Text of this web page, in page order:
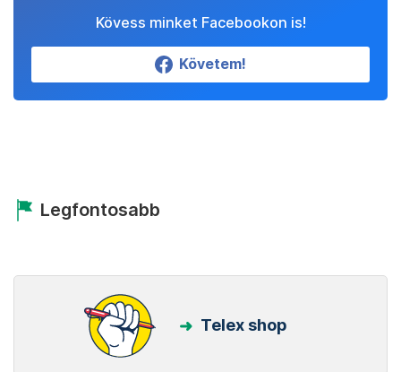
Kövess minket Facebookon is!
Követem!
Legfontosabb
Telex shop